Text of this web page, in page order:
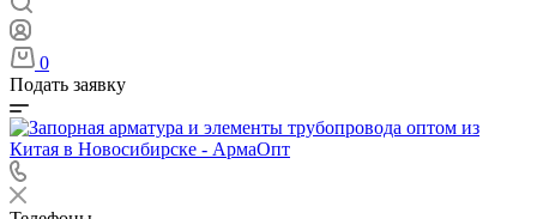
0
Подать заявку